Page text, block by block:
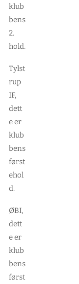
klub
bens
2.
hold.
Tylst
rup
IF,
dett
e er
klub
bens
først
ehol
d.
ØBI,
dett
e er
klub
bens
først